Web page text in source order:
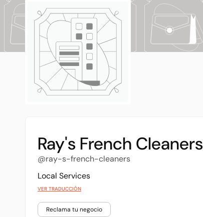
Ray's French Cleaners
@ray-s-french-cleaners
Local Services
VER TRADUCCIÓN
Reclama tu negocio